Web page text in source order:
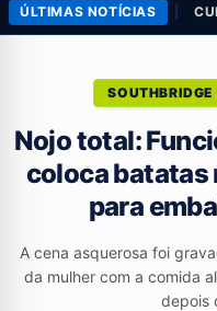
ÚLTIMAS NOTÍCIAS
SOUTHBRIDGE
Nojo total:
coloca batatas
para
A cena asquerosa foi
da mulher com a comida
depois